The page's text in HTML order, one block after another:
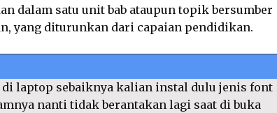
dalam satu unit bab ataupun topik bersumber
yang diturunkan dari capaian pendidikan.
di laptop sebaiknya kalian instal dulu jenis font
nanti tidak berantakan lagi saat di buka